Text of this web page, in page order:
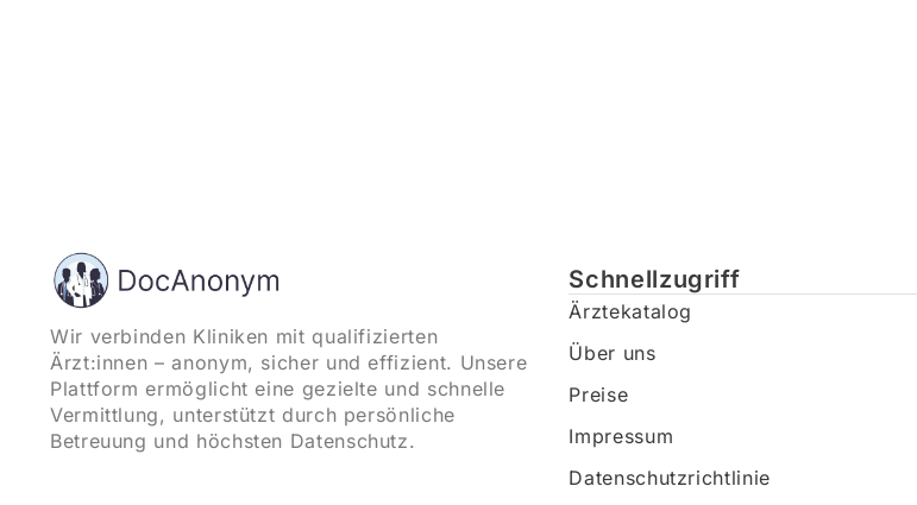
Wir verbinden Kliniken mit qualifizierten
Ärzt:innen – anonym, sicher und effizient. Unsere
Plattform ermöglicht eine gezielte und schnelle
Vermittlung, unterstützt durch persönliche
Betreuung und höchsten Datenschutz.
Schnellzugriff
Ärztekatalog
Über uns
Preise
Impressum
Datenschutzrichtlinie